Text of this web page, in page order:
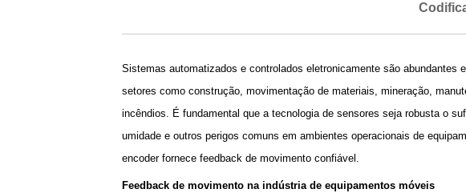
Sistemas automatizados e controlados eletronicamente são abundantes
setores como construção, movimentação de materiais, mineração,
incêndios. É fundamental que a tecnologia de sensores seja robusta o
umidade e outros perigos comuns em ambientes operacionais de
encoder fornece feedback de movimento confiável.
Feedback de movimento na indústria de equipamentos móveis